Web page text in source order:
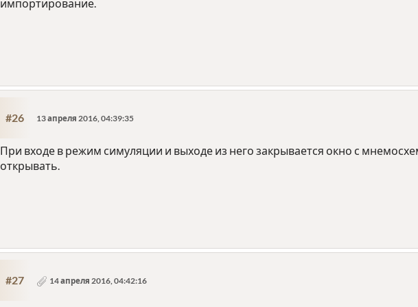
импортирование.
#26 13 апреля 2016, 04:39:35
При входе в режим симуляции и выходе из него закрывается окно с
открывать.
#27 14 апреля 2016, 04:42:16